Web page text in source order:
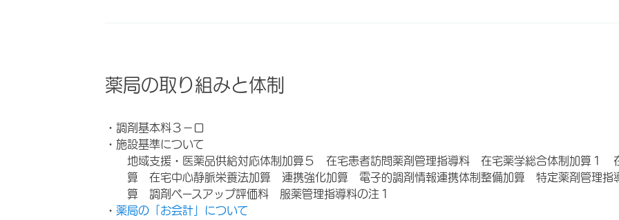
薬局の取り組みと体制
・調剤基本料３－ロ
・施設基準について
地域支援・医薬品供給対応体制加算５ 在宅患者訪問薬剤管理指導料 在宅薬学総合体制加算１
算 在宅中心静脈栄養法加算 連携強化加算 電子的調剤情報連携体制整備加算 特定薬剤管理指
算 調剤ベースアップ評価料 服薬管理指導料の注１
・ 薬局の「お会計」について